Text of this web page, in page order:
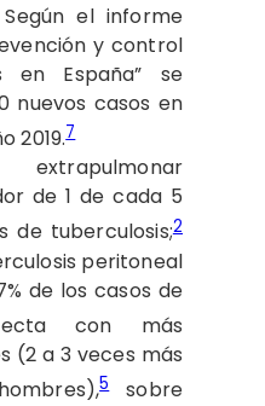
el informe
y control
en España” se
nuevos casos en
2019.7
de 1 de cada 5
de tuberculosis;2
peritoneal
de los casos de
con más
(2 a 3 veces más
5sobre